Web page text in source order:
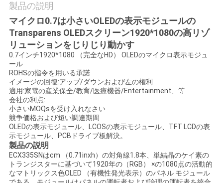
場
合
引
用
を
要
求
し
製品の説明
マイクロ0.7は小さいOLEDの表示モジュールの
Transparens OLEDスクリーン1920*1080の高リゾ
リューションをじりじり動かす
0.7インチ1920*1080 （完全なHD） OLEDのマイクロ表示モジュ
ール
ROHSの指令を用いる承諾
イメージの回復:アップ/ダウンおよび左の権利
適用:家電の産業保全/教育/医療機器/Entertainment、等
会社の利点:
小さいMOQsを受け入れなさい
競争価格および短い調達期間
OLEDの表示モジュール、LCOSの表示モジュール、TFT LCDの表
示モジュール、PCBドライブ板解決。
製品の説明
ECX335SNはcm （0.71inxh）の対角線1.8本、単結晶のケイ素の
トランジスターに基づいて1920年の（RGB） ×の1080点の活動的
なマトリックス色OLED （有機性発光表示）のパネル モジュール